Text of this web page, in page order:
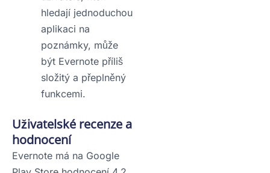
hledají jednoduchou
aplikaci na
poznámky, může
být Evernote příliš
složitý a přeplněný
funkcemi.
Uživatelské recenze a
hodnocení
Evernote má na Google